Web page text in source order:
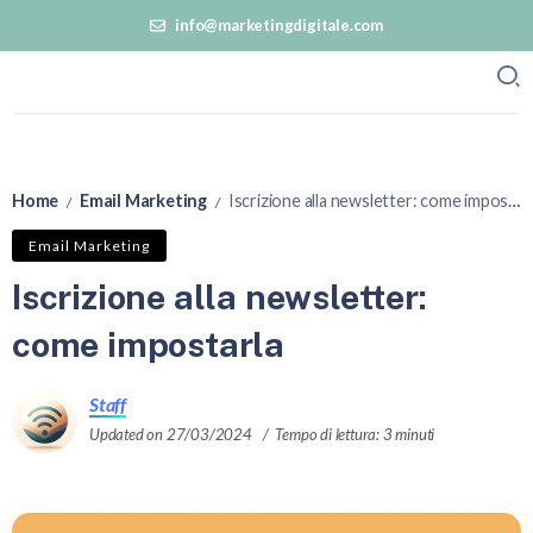
info@marketingdigitale.com
Home / Email Marketing / Iscrizione alla newsletter: come impostarla
Email Marketing
Iscrizione alla newsletter:
come impostarla
Staff
Updated on 27/03/2024 Tempo di lettura: 3 minuti